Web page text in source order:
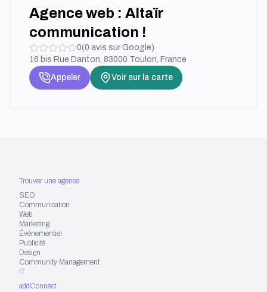
Agence web : Altaïr
communication !
0(0 avis sur Google)
16 bis Rue Danton, 83000 Toulon, France
Appeler
Voir sur la carte
Trouver une agence
SEO
Communication
Web
Marketing
Événementiel
Publicité
Design
Community Management
IT
addConnect